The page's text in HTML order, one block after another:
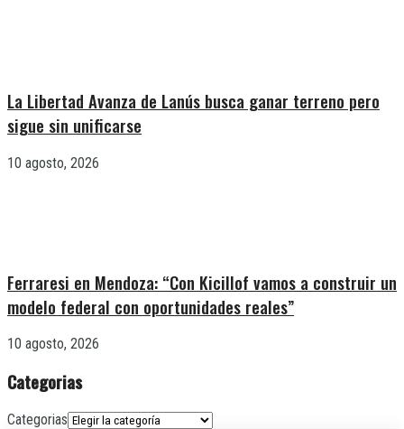
La Libertad Avanza de Lanús busca ganar terreno pero
sigue sin unificarse
10 agosto, 2026
Ferraresi en Mendoza: “Con Kicillof vamos a construir un
modelo federal con oportunidades reales”
10 agosto, 2026
Categorias
Categorias